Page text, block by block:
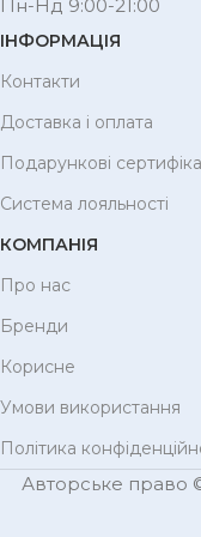
Пн-Нд 9:00-21:00
ІНФОРМАЦІЯ
Контакти
Доставка і оплата
Подарункові
Система лояльності
КОМПАНІЯ
Про нас
Бренди
Корисне
Умови використання
Політика
Авторське право